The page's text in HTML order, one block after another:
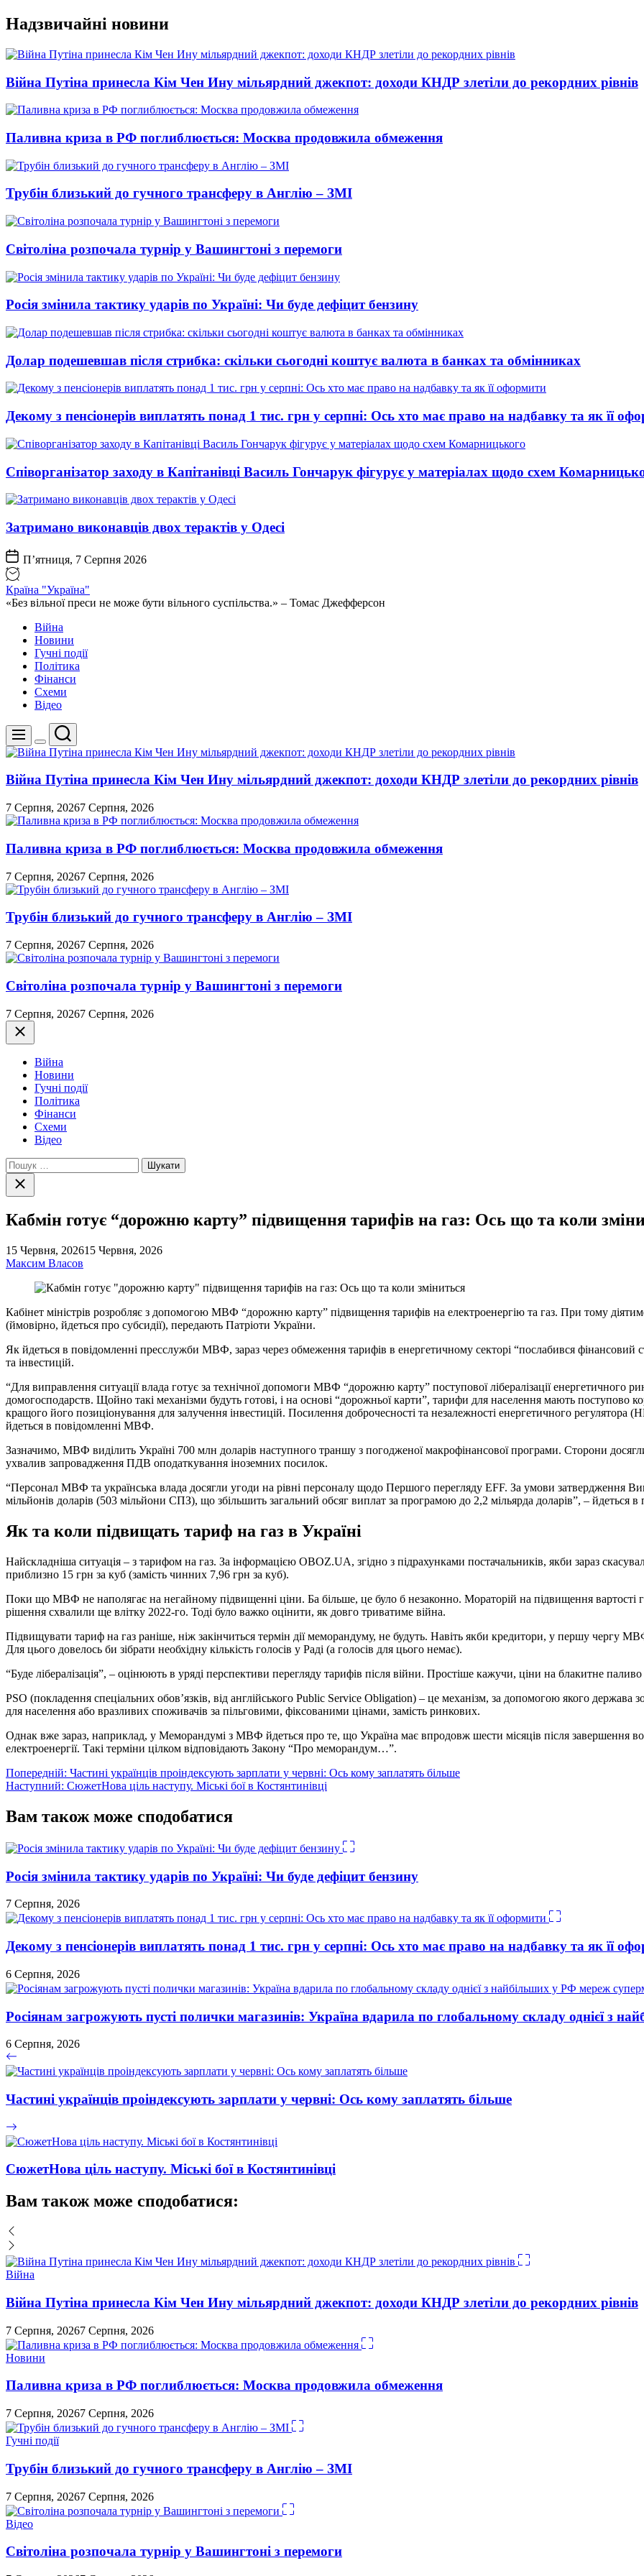
Перейти
до
вмісту
Надзвичайні новини
Війна Путіна принесла Кім Чен Ину мільярдний джекпот: доходи КНДР злетіли до рекордних рівнів
Паливна криза в РФ поглиблюється: Москва продовжила обмеження
Трубін близький до гучного трансферу в Англію – ЗМІ
Світоліна розпочала турнір у Вашингтоні з перемоги
Росія змінила тактику ударів по Україні: Чи буде дефіцит бензину
Долар подешевшав після стрибка: скільки сьогодні коштує валюта в банках та обмінниках
Декому з пенсіонерів виплатять понад 1 тис. грн у серпні: Ось хто має право на надбавку та як її
Співорганізатор заходу в Капітанівці Василь Гончарук фігурує у матеріалах щодо схем
Затримано виконавців двох терактів у Одесі
П’ятниця, 7 Серпня 2026
Країна "Україна"
«Без вільної преси не може бути вільного суспільства.» – Томас Джефферсон
Війна
Новини
Гучні події
Політика
Фінанси
Схеми
Відео
Меню
Перемикач
кольорового
Пошук
Війна Путіна принесла Кім Чен Ину мільярдний джекпот: доходи КНДР злетіли до рекордних рівнів
7 Серпня, 20267 Серпня, 2026
Паливна криза в РФ поглиблюється: Москва продовжила обмеження
7 Серпня, 20267 Серпня, 2026
Трубін близький до гучного трансферу в Англію – ЗМІ
7 Серпня, 20267 Серпня, 2026
Світоліна розпочала турнір у Вашингтоні з перемоги
7 Серпня, 20267 Серпня, 2026
Закрити
Війна
Новини
Гучні події
Політика
Фінанси
Схеми
Відео
Пошук:
Закрити
пошук
Кабмін готує “дорожню карту” підвищення тарифів на газ: Ось що та коли
15 Червня, 202615 Червня, 2026
Максим Власов
Кабінет міністрів розробляє з допомогою МВФ “дорожню карту” підвищення тарифів на електроенергію та газ. При тому
(ймовірно, йдеться про субсидії), передають Патріоти України.
Як йдеться в повідомленні пресслужби МВФ, зараз через обмеження тарифів в енергетичному секторі “послабився фінансовий
та інвестицій.
“Для виправлення ситуації влада готує за технічної допомоги МВФ “дорожню карту” поступової лібералізації енергетичного
домогосподарств. Щойно такі механізми будуть готові, і на основі “дорожньої карти”, тарифи для населення мають поступово
кращого його позиціонування для залучення інвестицій. Посилення доброчесності та незалежності енергетичного регулятора
йдеться в повідомленні МВФ.
Зазначимо, МВФ виділить Україні 700 млн доларів наступного траншу з погодженої макрофінансової програми. Сторони
ухвалив запровадження ПДВ оподаткування іноземних посилок.
“Персонал МВФ та українська влада досягли угоди на рівні персоналу щодо Першого перегляду EFF. За умови затвердження
мільйонів доларів (503 мільйони СПЗ), що збільшить загальний обсяг виплат за програмою до 2,2 мільярда доларів”, – йдеться
Як та коли підвищать тариф на газ в Україні
Найскладніша ситуація – з тарифом на газ. За інформацією OBOZ.UA, згідно з підрахунками постачальників, якби зараз
приблизно 15 грн за куб (замість чинних 7,96 грн за куб).
Поки що МВФ не наполягає на негайному підвищенні ціни. Ба більше, це було б незаконно. Мораторій на підвищення вартості
рішення схвалили ще влітку 2022-го. Тоді було важко оцінити, як довго триватиме війна.
Підвищувати тариф на газ раніше, ніж закінчиться термін дії меморандуму, не будуть. Навіть якби кредитори, у першу чергу
Для цього довелось би зібрати необхідну кількість голосів у Раді (а голосів для цього немає).
“Буде лібералізація”, – оцінюють в уряді перспективи перегляду тарифів після війни. Простіше кажучи, ціни на блакитне
PSO (покладення спеціальних обов’язків, від англійського Public Service Obligation) – це механізм, за допомогою якого держава
для населення або вразливих споживачів за пільговими, фіксованими цінами, замість ринкових.
Однак вже зараз, наприклад, у Меморандумі з МВФ йдеться про те, що Україна має впродовж шести місяців після завершення
електроенергії. Такі терміни цілком відповідають Закону “Про меморандум…”.
Навігація
записів
Попередній: Частині українців проіндексують зарплати у червні: Ось кому заплатять більше
Наступний: СюжетНова ціль наступу. Міські бої в Костянтинівці
Вам також може сподобатися
Росія змінила тактику ударів по Україні: Чи буде дефіцит бензину
7 Серпня, 2026
Декому з пенсіонерів виплатять понад 1 тис. грн у серпні: Ось хто має право на надбавку та як її
6 Серпня, 2026
Росіянам загрожують пусті полички магазинів: Україна вдарила по глобальному складу однієї з
6 Серпня, 2026
Частині українців проіндексують зарплати у червні: Ось кому заплатять більше
СюжетНова ціль наступу. Міські бої в Костянтинівці
Вам також може сподобатися:
Війна
Війна Путіна принесла Кім Чен Ину мільярдний джекпот: доходи КНДР злетіли до рекордних рівнів
7 Серпня, 20267 Серпня, 2026
Новини
Паливна криза в РФ поглиблюється: Москва продовжила обмеження
7 Серпня, 20267 Серпня, 2026
Гучні події
Трубін близький до гучного трансферу в Англію – ЗМІ
7 Серпня, 20267 Серпня, 2026
Відео
Світоліна розпочала турнір у Вашингтоні з перемоги